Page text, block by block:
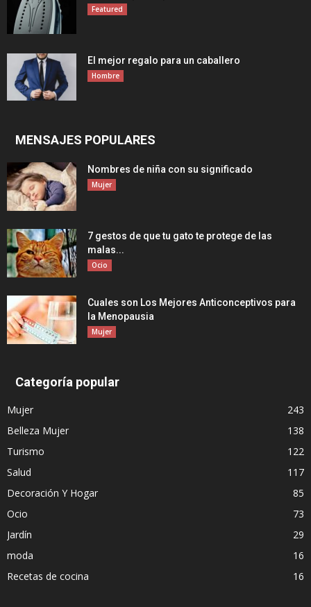
Featured
El mejor regalo para un caballero
Hombre
MENSAJES POPULARES
Nombres de niña con su significado
Mujer
7 gestos de que tu gato te protege de las
malas...
Ocio
Cuales son Los Mejores Anticonceptivos para
la Menopausia
Mujer
Categoría popular
Mujer
243
Belleza Mujer
138
Turismo
122
Salud
117
Decoración Y Hogar
85
Ocio
73
Jardín
29
moda
16
Recetas de cocina
16